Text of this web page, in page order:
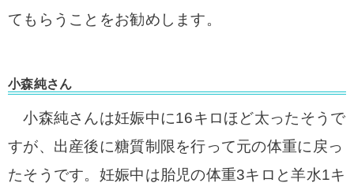
てもらうことをお勧めします。
小森純さん
小森純さんは妊娠中に16キロほど太ったそうで
すが、出産後に糖質制限を行って元の体重に戻っ
たそうです。 妊娠中は胎児の体重3キロと羊水1キ